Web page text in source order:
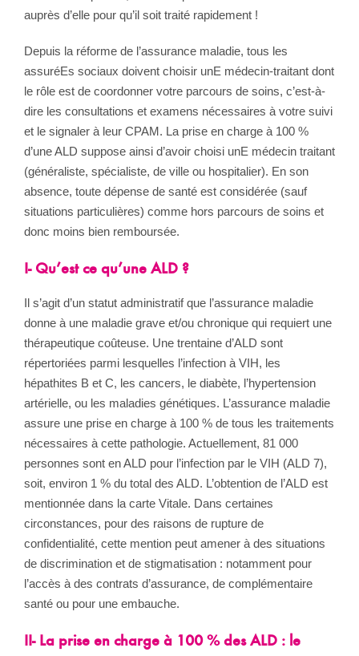
auprès d’elle pour qu’il soit traité rapidement !
Depuis la réforme de l’assurance maladie, tous les
assuréEs sociaux doivent choisir unE médecin-traitant dont
le rôle est de coordonner votre parcours de soins, c’est-à-
dire les consultations et examens nécessaires à votre suivi
et le signaler à leur CPAM. La prise en charge à 100 %
d’une ALD suppose ainsi d’avoir choisi unE médecin traitant
(généraliste, spécialiste, de ville ou hospitalier). En son
absence, toute dépense de santé est considérée (sauf
situations particulières) comme hors parcours de soins et
donc moins bien remboursée.
I- Qu’est ce qu’une ALD ?
Il s’agit d’un statut administratif que l’assurance maladie
donne à une maladie grave et/ou chronique qui requiert une
thérapeutique coûteuse. Une trentaine d’ALD sont
répertoriées parmi lesquelles l’infection à VIH, les
hépathites B et C, les cancers, le diabète, l’hypertension
artérielle, ou les maladies génétiques. L’assurance maladie
assure une prise en charge à 100 % de tous les traitements
nécessaires à cette pathologie. Actuellement, 81 000
personnes sont en ALD pour l’infection par le VIH (ALD 7),
soit, environ 1 % du total des ALD. L’obtention de l’ALD est
mentionnée dans la carte Vitale. Dans certaines
circonstances, pour des raisons de rupture de
confidentialité, cette mention peut amener à des situations
de discrimination et de stigmatisation : notamment pour
l’accès à des contrats d’assurance, de complémentaire
santé ou pour une embauche.
II- La prise en charge à 100 % des ALD : le